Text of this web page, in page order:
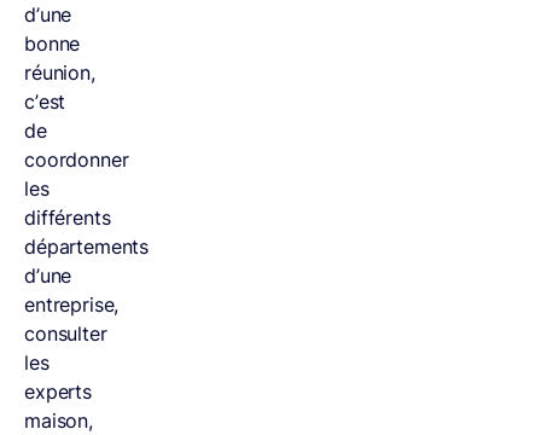
d’une
bonne
réunion,
c’est
de
coordonner
les
différents
départements
d’une
entreprise,
consulter
les
experts
maison,